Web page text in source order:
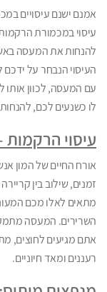
אמנם ישנם עיסויים
עיסוי במכמורת
להנחות את המעסה
העיסוי הנבחר על
עם המעסה, לכוון אותו
לו כשנעים לכם,
עיסוי
אורח החיים של המון
זמנים, שילוב בין
מתאים לאלו מכם
השרירים. המעסה
אתם מגיעים לחוצים,
רעננים ומאד חיוניים.